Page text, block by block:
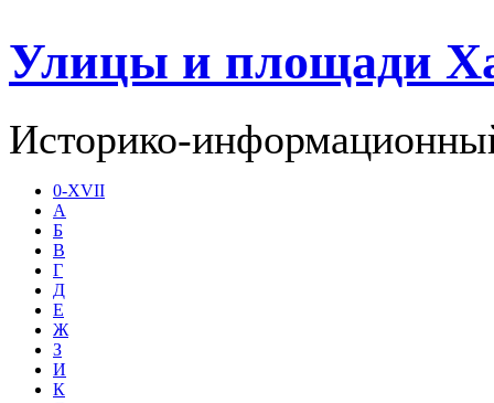
Улицы и площади
Историко-
0-XVII
А
Б
В
Г
Д
Е
Ж
З
И
К